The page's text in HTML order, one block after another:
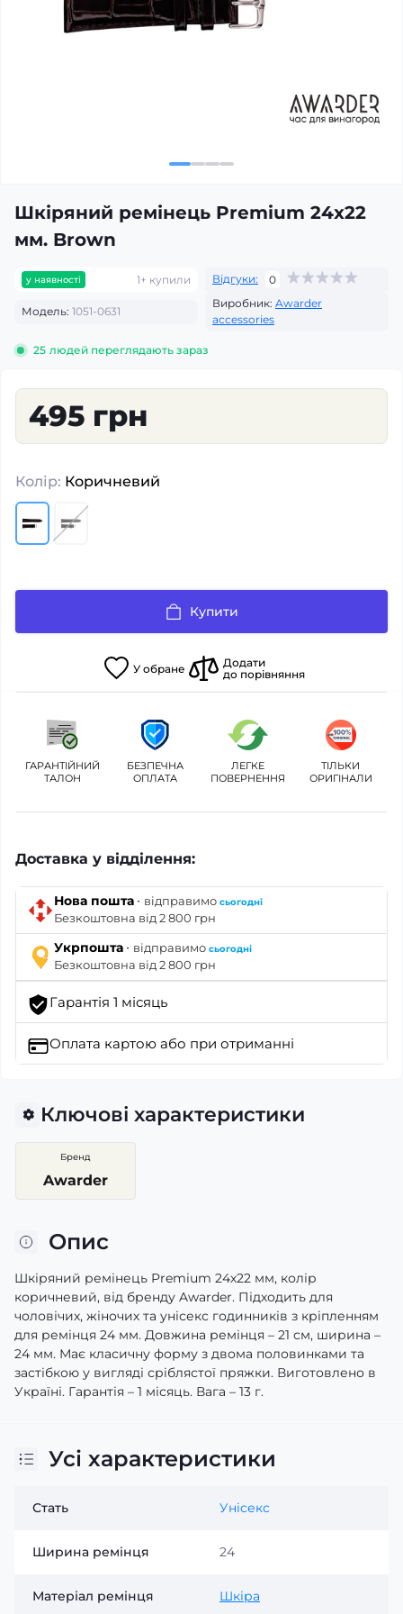
Шкіряний ремінець Premium 24х22
мм. Brown
у наявності 1+ купили Відгуки: 0
Модель: 1051-0631
Виробник: Awarder
accessories
25 людей переглядають зараз
495 грн
Колір: Коричневий
Купити
У обране
Додати
до порівняння
ГАРАНТІЙНИЙ
ТАЛОН
БЕЗПЕЧНА
ОПЛАТА
ЛЕГКЕ
ПОВЕРНЕННЯ
ТІЛЬКИ
ОРИГІНАЛИ
Доставка у відділення:
Нова пошта · відправимо сьогодні
Безкоштовна від 2 800 грн
Укрпошта · відправимо сьогодні
Безкоштовна від 2 800 грн
Гарантія 1 місяць
Оплата картою або при отриманні
Ключові характеристики
Бренд
Awarder
Опис
Шкіряний ремінець Premium 24х22 мм, колір
коричневий, від бренду Awarder. Підходить для
чоловічих, жіночих та унісекс годинників з кріпленням
для ремінця 24 мм. Довжина ремінця – 21 см, ширина –
24 мм. Має класичну форму з двома половинками та
застібкою у вигляді сріблястої пряжки. Виготовлено в
Україні. Гарантія – 1 місяць. Вага – 13 г.
Усі характеристики
Стать Унісекс
Ширина ремінця 24
Матеріал ремінця Шкіра